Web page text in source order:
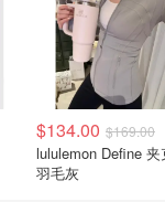
$134.00 $169.00
lululemon Define 夹
羽毛灰